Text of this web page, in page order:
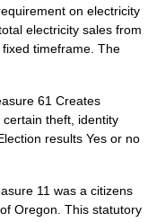
on electricity
electricity sales from
timeframe. The
61 Creates
theft, identity
results Yes or no
11 was a citizens
Oregon. This statutory